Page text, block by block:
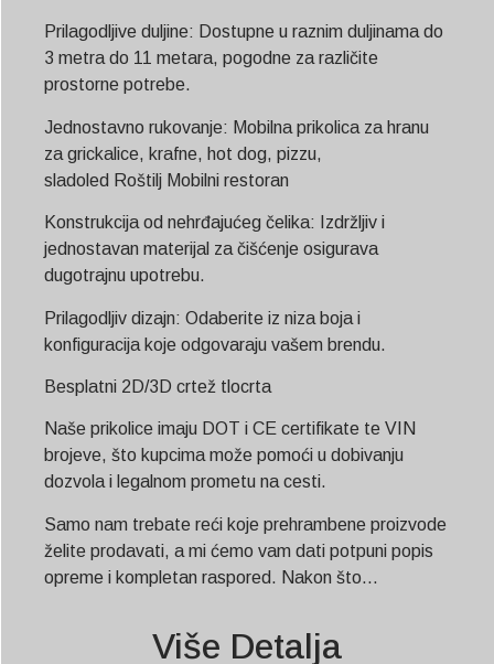
Prilagodljive duljine: Dostupne u raznim duljinama do
3 metra do 11 metara, pogodne za različite
prostorne potrebe.
Jednostavno rukovanje: Mobilna prikolica za hranu
za grickalice, krafne, hot dog, pizzu,
sladoled Roštilj Mobilni restoran
Konstrukcija od nehrđajućeg čelika: Izdržljiv i
jednostavan materijal za čišćenje osigurava
dugotrajnu upotrebu.
Prilagodljiv dizajn: Odaberite iz niza boja i
konfiguracija koje odgovaraju vašem brendu.
Besplatni 2D/3D crtež tlocrta
Naše prikolice imaju DOT i CE certifikate te VIN
brojeve, što kupcima može pomoći u dobivanju
dozvola i legalnom prometu na cesti.
Samo nam trebate reći koje prehrambene proizvode
želite prodavati, a mi ćemo vam dati potpuni popis
opreme i kompletan raspored. Nakon što...
Više Detalja